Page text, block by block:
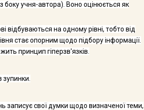
боку учня-автора). Воно оцінюється як
відбуваються на одному рівні, тобто від
стає опор­ним щодо підбору інформації.
принцип гіперзв'язків.
зупинки.
записує свої думки щодо визначеної теми,